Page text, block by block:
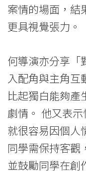
案情的場面，結
更具視覺張力。
何導演亦分享「
入配角與主角互
比起獨白能夠產
劇情。 他又表
就很容易因個人
同學需保持客觀
並鼓勵同學在創